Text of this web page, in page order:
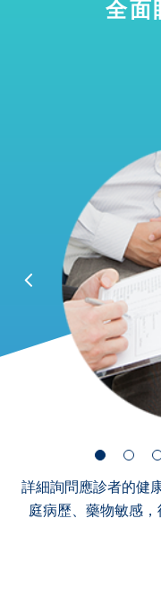
全面
詳細詢問應診者的健
庭病歷、藥物敏感